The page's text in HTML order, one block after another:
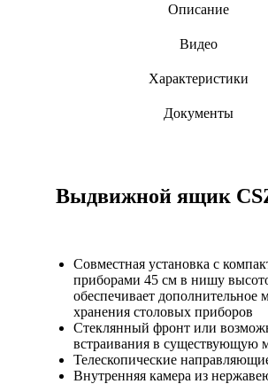
Описание
Видео
Характеристики
Документы
Выдвижной ящик
Совместная установка с
приборами 45 см в нишу
обеспечивает дополнительное
хранения столовых приборов
Стеклянный фронт или
встраивания в существующую
Телескопические
Внутренняя камера из